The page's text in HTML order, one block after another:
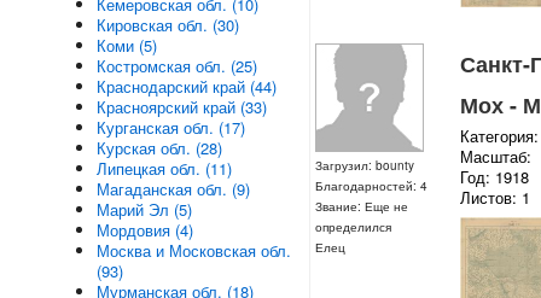
Загрузил: bounty
Благодарностей: 4
Звание: Еще не
определился
Елец
Санкт-
Мох -
Масштаб:
Год: 1918
Листов: 1
Кировская обл. (30)
Коми (5)
Костромская обл. (25)
Краснодарский край (44)
Красноярский край (33)
Курганская обл. (17)
Курская обл. (28)
Липецкая обл. (11)
Магаданская обл. (9)
Марий Эл (5)
Мордовия (4)
Москва и Московская обл.
(93)
Мурманская обл. (18)